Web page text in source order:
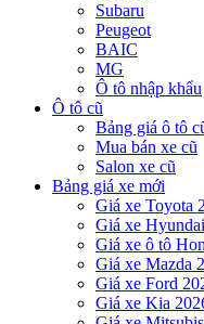
Subaru
Peugeot
BAIC
MG
Ô tô nhập khẩu
Ô tô cũ
Bảng giá ô tô
Mua bán xe cũ
Salon xe cũ
Bảng giá xe mới
Giá xe Toyota
Giá xe
Giá xe ô tô
Giá xe Mazda
Giá xe Ford
Giá xe Kia